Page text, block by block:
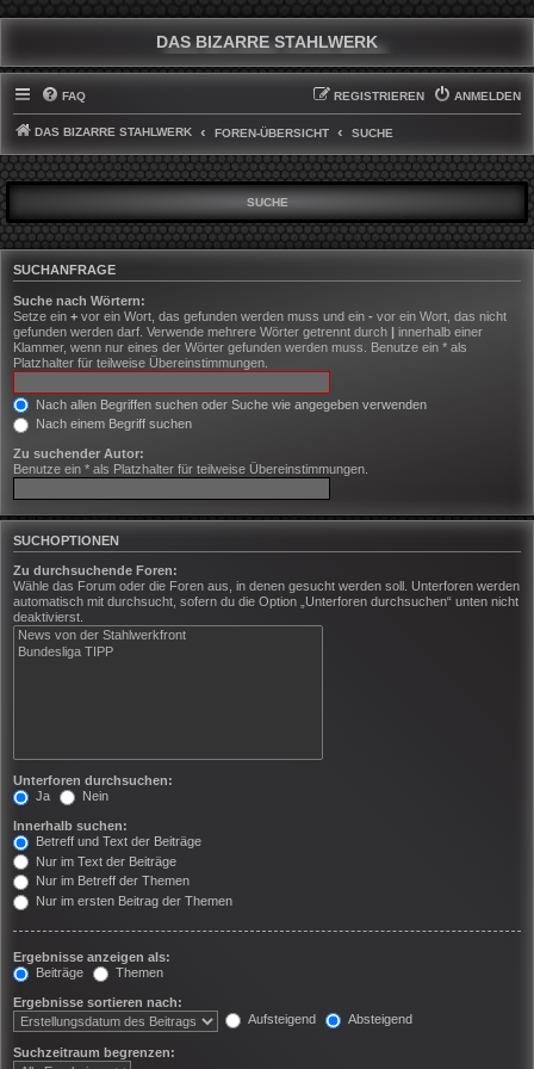
DAS BIZARRE STAHLWERK
FAQ ANMELDEN
REGISTRIEREN
DAS BIZARRE STAHLWERK FOREN-ÜBERSICHT SUCHE
SUCHE
SUCHANFRAGE
Suche nach Wörtern:
Setze ein + vor ein Wort, das gefunden werden muss und ein - vor ein Wort, das nicht
gefunden werden darf. Verwende mehrere Wörter getrennt durch | innerhalb einer
Klammer, wenn nur eines der Wörter gefunden werden muss. Benutze ein * als
Platzhalter für teilweise Übereinstimmungen.
Nach allen Begriffen suchen oder Suche wie angegeben verwenden
Nach einem Begriff suchen
Zu suchender Autor:
Benutze ein * als Platzhalter für teilweise Übereinstimmungen.
SUCHOPTIONEN
Zu durchsuchende Foren:
Wähle das Forum oder die Foren aus, in denen gesucht werden soll. Unterforen werden
automatisch mit durchsucht, sofern du die Option „Unterforen durchsuchen“ unten nicht
deaktivierst.
Unterforen durchsuchen:
Ja
Nein
Innerhalb suchen:
Betreff und Text der Beiträge
Nur im Text der Beiträge
Nur im Betreff der Themen
Nur im ersten Beitrag der Themen
Ergebnisse anzeigen als:
Beiträge
Themen
Ergebnisse sortieren nach:
Aufsteigend
Absteigend
Suchzeitraum begrenzen: